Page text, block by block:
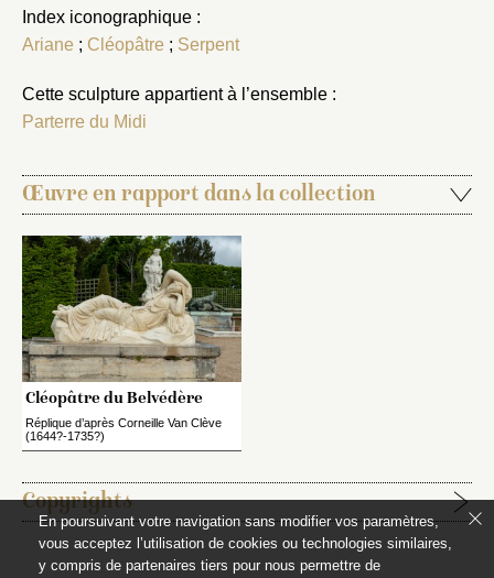
Index iconographique :
Ariane ; Cléopâtre ; Serpent
Cette sculpture appartient à l’ensemble :
Parterre du Midi
Œuvre en rapport dans la collection
Cléopâtre du Belvédère
Réplique d’après Corneille Van Clève
(1644?-1735?)
Copyrights
Étapes de publication :
En poursuivant votre navigation sans modifier vos paramètres,
vous acceptez l’utilisation de cookies ou technologies similaires,
y compris de partenaires tiers pour nous permettre de